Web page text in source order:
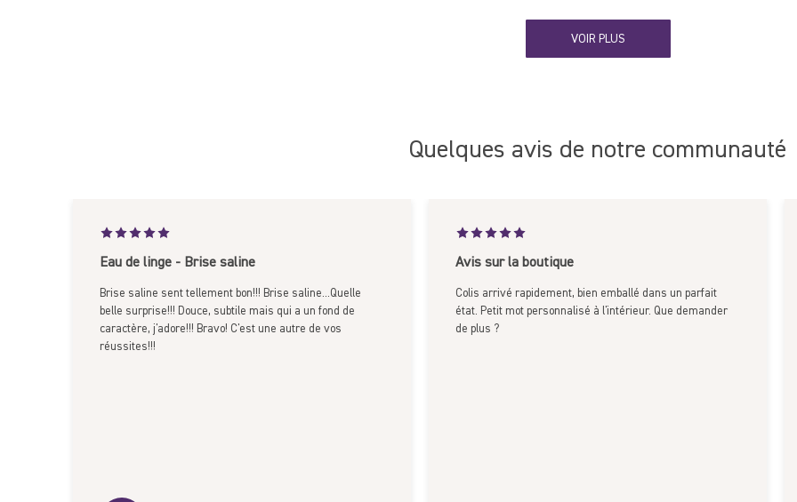
VOIR PLUS
Quelques avis de notre communauté
Eau de linge - Brise saline
Brise saline sent tellement bon!!! Brise saline...Quelle
belle surprise!!! Douce, subtile mais qui a un fond de
caractère, j'adore!!! Bravo! C'est une autre de vos
réussites!!!
Avis sur la boutique
Colis arrivé rapidement, bien emballé dans un parfait
état. Petit mot personnalisé à l'intérieur. Que demander
de plus ?